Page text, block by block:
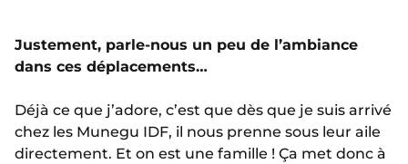
Justement, parle-nous un peu de l’ambiance
dans ces déplacements…
Déjà ce que j’adore, c’est que dès que je suis arrivé
chez les Munegu IDF, il nous prenne sous leur aile
directement. Et on est une famille ! Ça met donc à